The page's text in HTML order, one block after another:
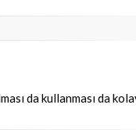
da kullanması da